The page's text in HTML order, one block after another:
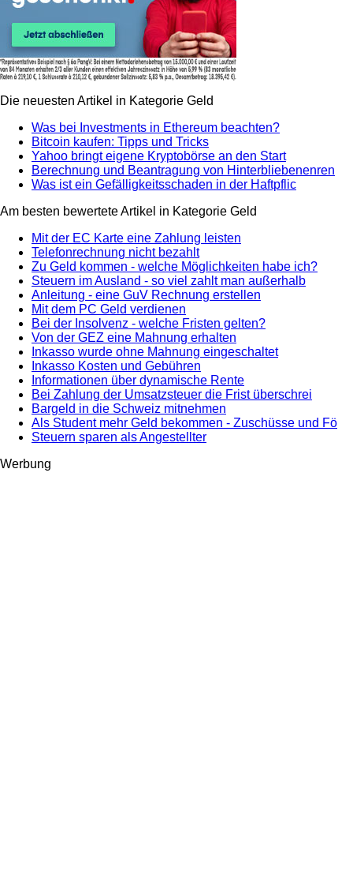
Die neuesten Artikel in Kategorie Geld
Was bei Investments in Ethereum beachten?
Bitcoin kaufen: Tipps und Tricks
Yahoo bringt eigene Kryptobörse an den Start
Berechnung und Beantragung von Hinterbliebenenren
Was ist ein Gefälligkeitsschaden in der Haftpflic
Am besten bewertete Artikel in Kategorie Geld
Mit der EC Karte eine Zahlung leisten
Telefonrechnung nicht bezahlt
Zu Geld kommen - welche Möglichkeiten habe ich?
Steuern im Ausland - so viel zahlt man außerhalb
Anleitung - eine GuV Rechnung erstellen
Mit dem PC Geld verdienen
Bei der Insolvenz - welche Fristen gelten?
Von der GEZ eine Mahnung erhalten
Inkasso wurde ohne Mahnung eingeschaltet
Inkasso Kosten und Gebühren
Informationen über dynamische Rente
Bei Zahlung der Umsatzsteuer die Frist überschrei
Bargeld in die Schweiz mitnehmen
Als Student mehr Geld bekommen - Zuschüsse und Fö
Steuern sparen als Angestellter
Werbung